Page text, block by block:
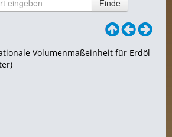
Volumenmaßeinheit für Erdöl